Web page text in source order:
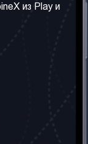
и Условия
сети
из Play и